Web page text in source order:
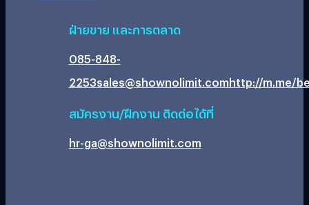
ฝ่ายขาย และการตลาด
085-848-
2253sales@shownolimit.comhttp://m.me/
สมัครงาน/ฝึกงาน ติดต่อได้ที่
hr-ga@shownolimit.com